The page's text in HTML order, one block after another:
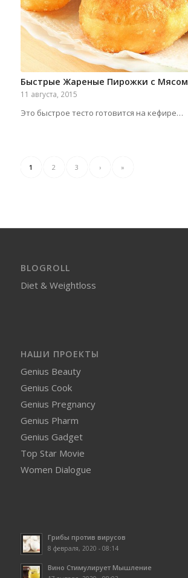
Быстрые Жареные Пирожки с Мясом
11 августа, 2015
Это быстрое тесто готовится на кефире…
1 2 3 › »
BLOGROLL
Diet & Weightloss
НАШИ ПРОЕКТЫ
Genius Beauty
Genius Cook
Genius Pregnancy
Genius Pharm
Genius Gadget
Top Star Movie
Women Dialogue
Грибы против вирусов
8 февраля, 2020 - 08:14
Вино Стимулирует Мышление